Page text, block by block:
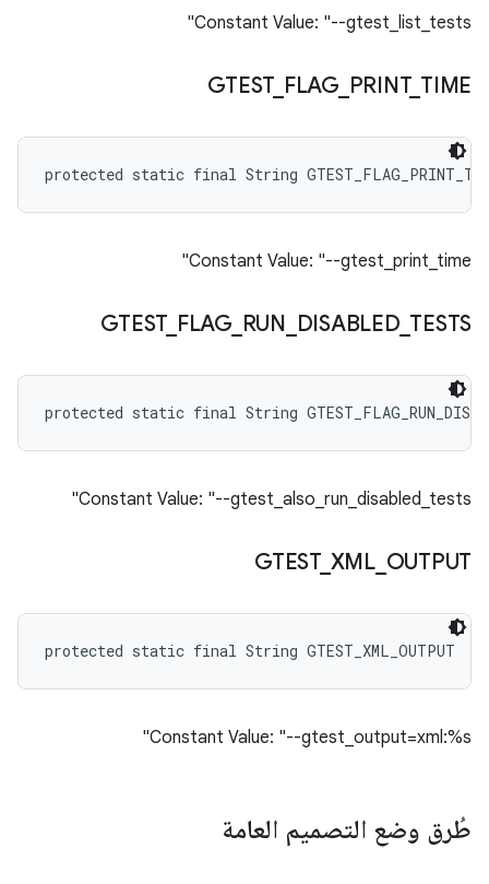
Constant Value: "--gtest_list_tests"
GTEST_ FLAG_ PRINT_ TIME
protected static final String
Constant Value: "--gtest_print_time"
GTEST_ FLAG_ RUN DISABLED_ TESTS
protected static final String
Constant Value: "--gtest_also_run_disabled_tests"
GTEST_ XML_ OUTPUT
protected static final String GTEST_XML_OUTPUT
Constant Value: "--gtest_output=xml:%s"
طُرق وضع التصميم العامة